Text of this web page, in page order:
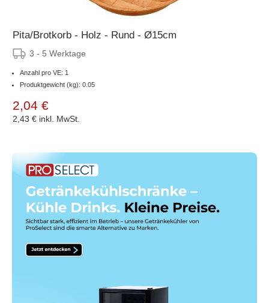
Pita/Brotkorb - Holz - Rund - Ø15cm
3 - 5 Werktage
Anzahl pro VE: 1
Produktgewicht (kg): 0.05
2,04 €
2,43 € inkl. MwSt.